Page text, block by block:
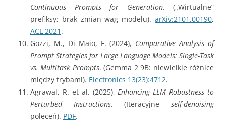
Continuous Prompts for Generation. („Wirtualne”
prefiksy; brak zmian wag modelu). arXiv:2101.00190,
ACL 2021 .
Gozzi, M., Di Maio, F. (2024), Comparative Analysis of
Prompt Strategies for Large Language Models: Single-Task
vs. Multitask Prompts. (Gemma 2 9B: niewielkie różnice
między trybami). Electronics 13(23):4712.
Agrawal, R. et al. (2025),Enhancing LLM Robustness to
Perturbed Instructions. (Iteracyjneself-denoising
poleceń). PDF.